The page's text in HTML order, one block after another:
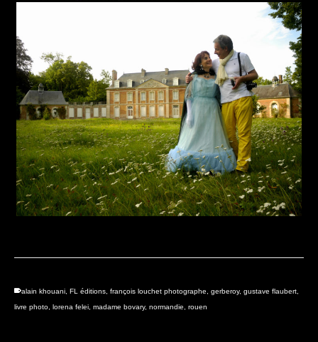
alain khouani, FL éditions, françois louchet photographe, gerberoy, gustave flaubert,
livre photo, lorena felei, madame bovary, normandie, rouen